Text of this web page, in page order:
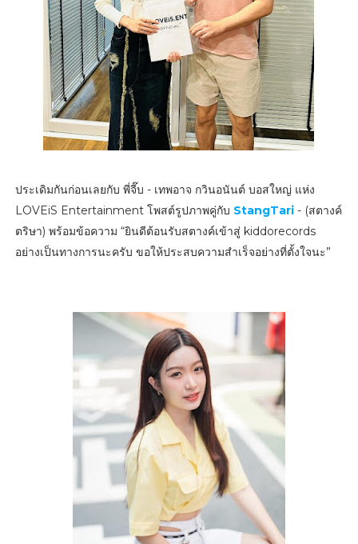
ประเดิมกันก่อนเลยกับ พี่จี๊บ - เทพอาจ กวินอนันต์ บอสใหญ่ แห่ง
LOVEiS Entertainment โพสต์รูปภาพคู่กับ StangTari- (สตางค์
ตริษา) พร้อมข้อความ “ยินดีต้อนรับสตางค์เข้าสู่ kiddorecords
อย่างเป็นทางการนะครับ ขอให้ประสบความสำเร็จอย่างที่ตั้งใจนะ”